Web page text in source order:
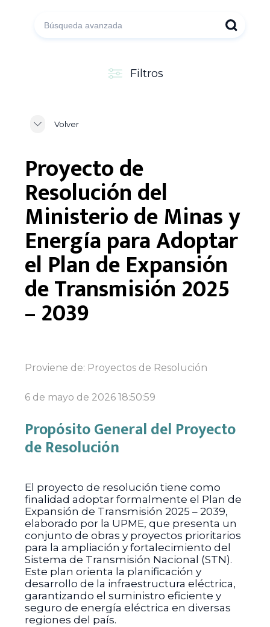
Filtros
Volver
Proyecto de
Resolución del
Ministerio de Minas y
Energía para Adoptar
el Plan de Expansión
de Transmisión 2025
– 2039
Proviene de: Proyectos de Resolución
6 de mayo de 2026 18:50:59
Propósito General del Proyecto
de Resolución
El proyecto de resolución tiene como
finalidad adoptar formalmente el Plan de
Expansión de Transmisión 2025 – 2039,
elaborado por la UPME, que presenta un
conjunto de obras y proyectos prioritarios
para la ampliación y fortalecimiento del
Sistema de Transmisión Nacional (STN).
Este plan orienta la planificación y
desarrollo de la infraestructura eléctrica,
garantizando el suministro eficiente y
seguro de energía eléctrica en diversas
regiones del país.